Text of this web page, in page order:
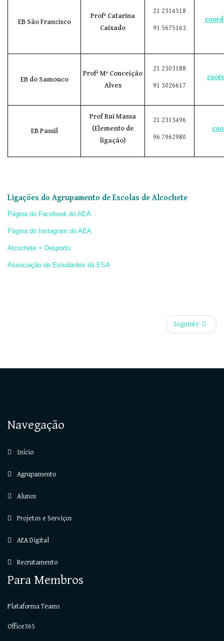
EB São Francisco
Profª Catarina
Caixado
21 2314518
91 5675163
EB do Samouco
Profª Mª Conceição
Alves
21 2303188
91 3026617
EB Passil
Prof Rui Massa
(Elemento de
ligação)
21 2313496
96 7962980
Ligações do Agrupamento de Escolas de Alcochete
Página do Facebook do AEA
Página do Instagram do AEA
Alcochete + Desporto
Associação de Estudantes da ESA
Seguinte
Navegação
Início
Agrupamento
Alunos
Projetos e Serviços
AEA Digital
Recrutamento
Para Membros
Plataforma Teams
Office365